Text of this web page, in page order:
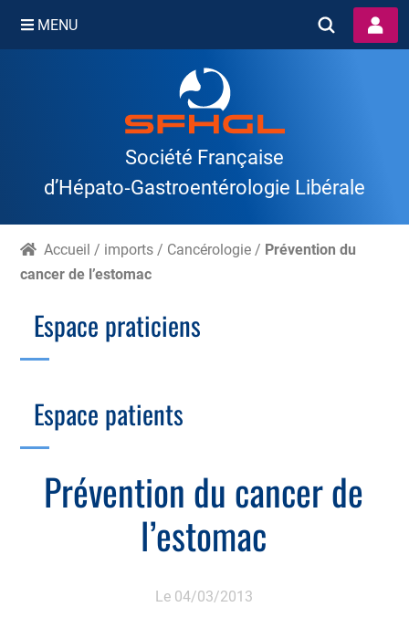
Skip
MENU
Société Française
d’Hépato‑Gastroentérologie Libérale
Accueil / imports / Cancérologie / Prévention du
cancer de l’estomac
Prévention du cancer de
l’estomac
Le 04/03/2013
Espace praticiens
Échographie
Gastro-pédiatrie
Cotation des actes, lien avec les syndicats
Juridique
Plateau technique
Espace patients
Estomac